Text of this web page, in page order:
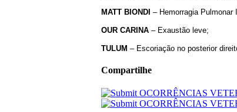
MATT BIONDI – Hemorragia
OUR CARINA – Exaustão leve;
TULUM – Escoriação no posterior
Compartilhe